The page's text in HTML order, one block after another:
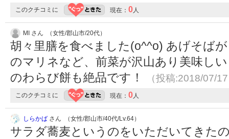
このクチコミに 現在： 0人
MI さん （女性/郡山市/20代）
胡々里膳を食べました(o^^o) あげそば
のマリネなど、前菜が沢山あり美味し
のわらび餅も絶品です！
（投稿:2018/07/
このクチコミに 現在： 0人
しらかば さん （女性/郡山市/40代/Lv.64）
サラダ蕎麦というのをいただいてきた